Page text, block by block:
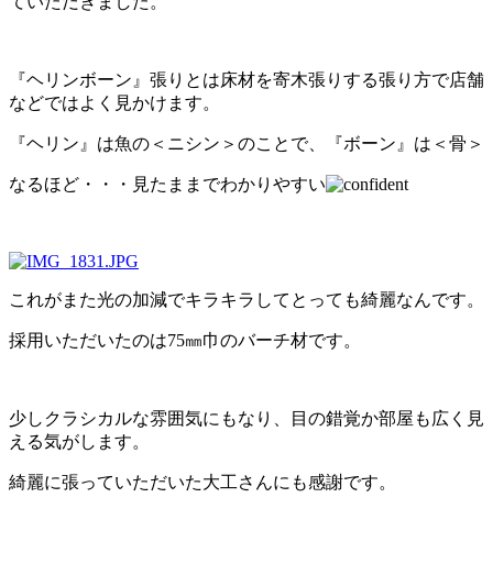
『ヘリンボーン』張りとは床材を寄木張りする張り方で店舗
などではよく見かけます。
『ヘリン』は魚の＜ニシン＞のことで、『ボーン』は＜骨＞
なるほど・・・見たままでわかりやすい
これがまた光の加減でキラキラしてとっても綺麗なんです。
採用いただいたのは75㎜巾のバーチ材です。
少しクラシカルな雰囲気にもなり、目の錯覚か部屋も広く見
える気がします。
綺麗に張っていただいた大工さんにも感謝です。